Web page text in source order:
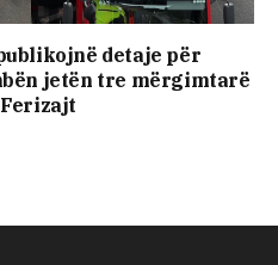
detaje për
jetën tre mërgimtarë